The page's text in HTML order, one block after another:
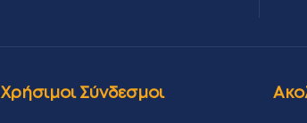
Χρήσιμοι Σύνδεσμοι